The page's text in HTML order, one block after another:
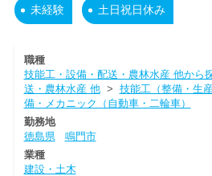
未経験 土日祝日休み
職種
技能工・設備・配送・農林水産 他から
送・農林水産 他> 技能工（整備・生
備・メカニック（自動車・二輪車）
勤務地
徳島県
鳴門市
業種
建設・土木